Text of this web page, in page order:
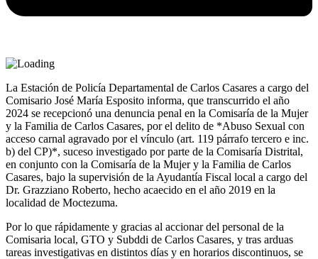
La Estación de Policía Departamental de Carlos Casares a cargo del
Comisario José María Esposito informa, que transcurrido el año
2024 se recepcionó una denuncia penal en la Comisaría de la Mujer
y la Familia de Carlos Casares, por el delito de *Abuso Sexual con
acceso carnal agravado por el vínculo (art. 119 párrafo tercero e inc.
b) del CP)*, suceso investigado por parte de la Comisaría Distrital,
en conjunto con la Comisaría de la Mujer y la Familia de Carlos
Casares, bajo la supervisión de la Ayudantía Fiscal local a cargo del
Dr. Grazziano Roberto, hecho acaecido en el año 2019 en la
localidad de Moctezuma.
Por lo que rápidamente y gracias al accionar del personal de la
Comisaria local, GTO y Subddi de Carlos Casares, y tras arduas
tareas investigativas en distintos días y en horarios discontinuos, se